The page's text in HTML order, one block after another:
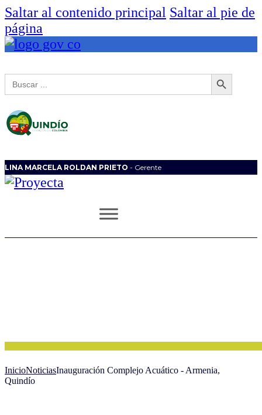
Saltar al contenido principal Saltar al pie de
página
Buscar: Botón de búsqueda
LINA MARCELA ROLDAN PRIETO - Gerente
InicioNoticiasInauguración Complejo Acuático - Armenia,
Quindío